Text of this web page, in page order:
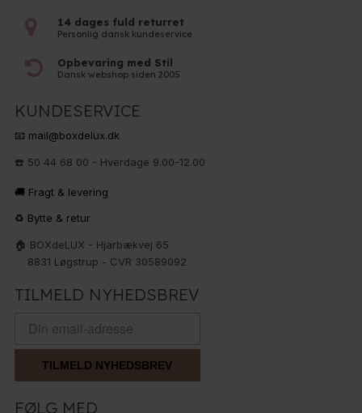
14 dages fuld returret
Personlig dansk kundeservice
Opbevaring med Stil
Dansk webshop siden 2005
KUNDESERVICE
📧 mail@boxdelux.dk
☎️ 50 44 68 00 - Hverdage 9.00-12.00
🚚 Fragt & levering
♻️ Bytte & retur
🏠 BOXdeLUX - Hjarbækvej 65
8831 Løgstrup - CVR 30589092
TILMELD NYHEDSBREV
TILMELD NYHEDSBREV
FØLG MED